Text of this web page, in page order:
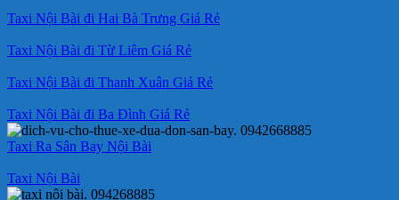
Taxi Nội Bài đi Hai Bà Trưng Giá Rẻ
Taxi Nội Bài đi Từ Liêm Giá Rẻ
Taxi Nội Bài đi Thanh Xuân Giá Rẻ
Taxi Nội Bài đi Ba Đình Giá Rẻ
Taxi Ra Sân Bay Nội Bài
Taxi Nội Bài